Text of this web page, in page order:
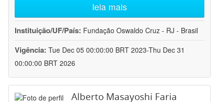
leia mais
Instituição/UF/País: Fundação Oswaldo Cruz - RJ - Brasil
Vigência: Tue Dec 05 00:00:00 BRT 2023-Thu Dec 31
00:00:00 BRT 2026
Alberto Masayoshi Faria